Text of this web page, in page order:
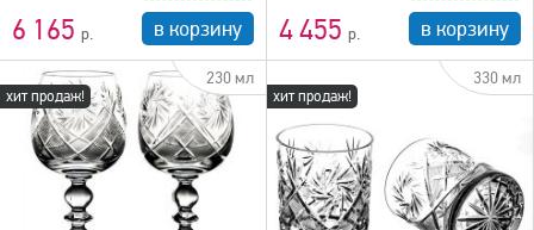
6 165 в корзину 4 455 в корзину
хит продаж!
230 мл
хит продаж!
330 мл